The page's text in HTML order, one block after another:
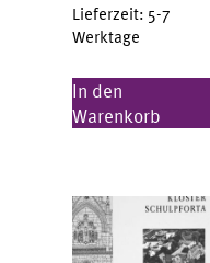
Lieferzeit: 5-7
Werktage
In den
Warenkorb